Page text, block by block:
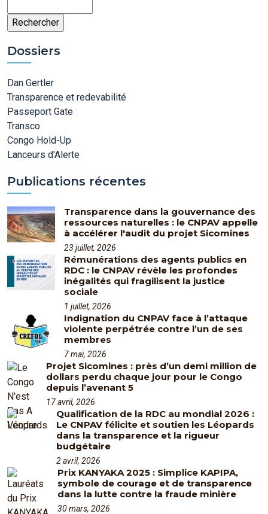
Dossiers
Dan Gertler
Transparence et redevabilité
Passeport Gate
Transco
Congo Hold-Up
Lanceurs d'Alerte
Publications récentes
Transparence dans la gouvernance des
ressources naturelles : le CNPAV appelle
à accélérer l'audit du projet Sicomines
23 juillet, 2026
Rémunérations des agents publics en
RDC : le CNPAV révèle les profondes
inégalités qui fragilisent la justice
sociale
1 juillet, 2026
Indignation du CNPAV face à l’attaque
violente perpétrée contre l’un de ses
membres
7 mai, 2026
Projet Sicomines : près d’un demi million de
dollars perdu chaque jour pour le Congo
depuis l’avenant 5
17 avril, 2026
Qualification de la RDC au mondial 2026 :
Le CNPAV félicite et soutien les Léopards
dans la transparence et la rigueur
budgétaire
2 avril, 2026
Prix KANYAKA 2025 : Simplice KAPIPA,
symbole de courage et de transparence
dans la lutte contre la fraude minière
30 mars, 2026